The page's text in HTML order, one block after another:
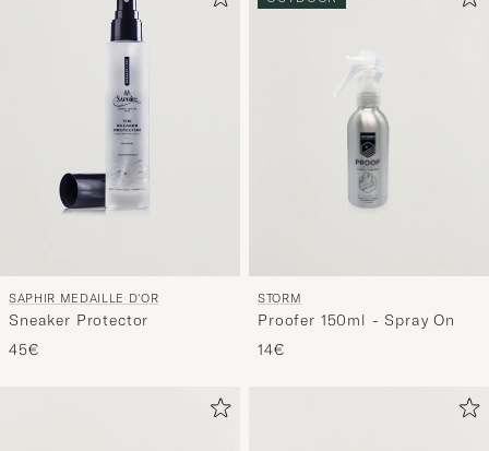
SAPHIR MEDAILLE D'OR
Sneaker Protector
45€
STORM
Proofer 150ml - Spray On
14€